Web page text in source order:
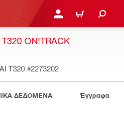
ΦΤΙΑΞΕΙ ΚΆΝΕ ΣΎΝΔΕΣΗ Ή
ΚΑΛΆΘΙ
ON!TRACK
T320 #2273202
ΔΕΔΟΜΕΝΑ Έγγραφα